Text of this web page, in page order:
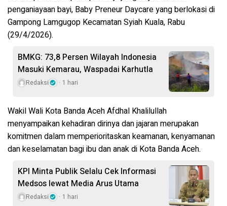
penganiayaan bayi, Baby Preneur Daycare yang berlokasi di
Gampong Lamgugop Kecamatan Syiah Kuala, Rabu
(29/4/2026).
BMKG: 73,8 Persen Wilayah Indonesia
Masuki Kemarau, Waspadai Karhutla
Redaksi 1 hari
Wakil Wali Kota Banda Aceh Afdhal Khalilullah
menyampaikan kehadiran dirinya dan jajaran merupakan
komitmen dalam memperioritaskan keamanan, kenyamanan
dan keselamatan bagi ibu dan anak di Kota Banda Aceh.
KPI Minta Publik Selalu Cek Informasi
Medsos lewat Media Arus Utama
Redaksi 1 hari